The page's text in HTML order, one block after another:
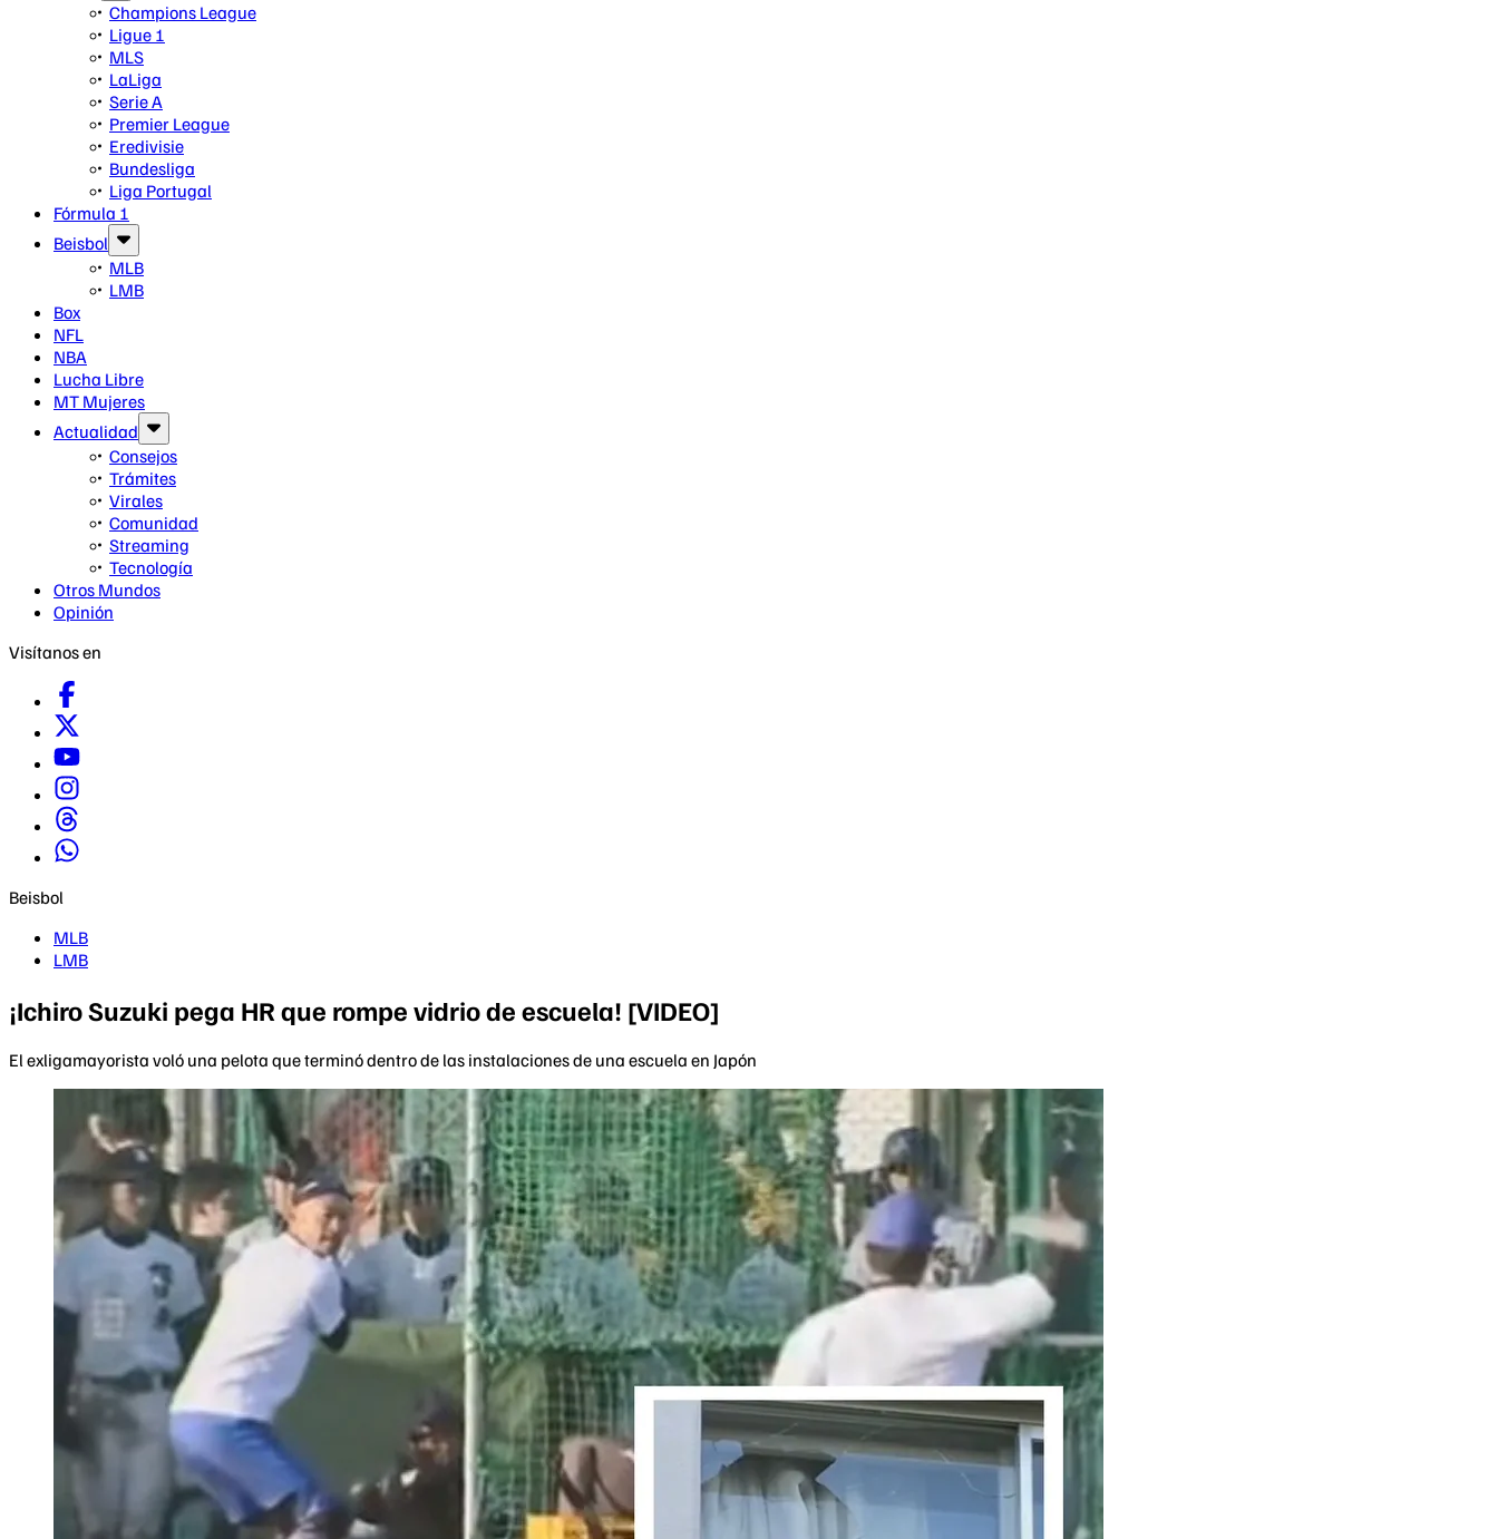
Champions League
Ligue 1
MLS
LaLiga
Serie A
Premier League
Eredivisie
Bundesliga
Liga Portugal
Fórmula 1
Beisbol
MLB
LMB
Box
NFL
NBA
Lucha Libre
MT Mujeres
Actualidad
Consejos
Trámites
Virales
Comunidad
Streaming
Tecnología
Otros Mundos
Opinión
Visítanos en
Beisbol
MLB
LMB
¡Ichiro Suzuki pega HR que rompe vidrio de escuela! [VIDEO]
El exligamayorista voló una pelota que terminó dentro de las instalaciones de una escuela en Japón